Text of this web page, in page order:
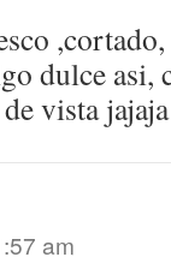
dulce asi,
vista jajaja
am